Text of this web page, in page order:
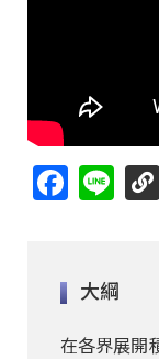
Facebook
Line
大綱
在各界展開